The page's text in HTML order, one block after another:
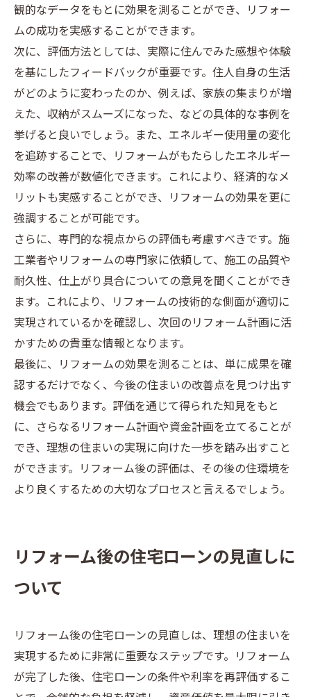
観的なデータをもとに効果を測ることができ、リフォー
ムの成功を実感することができます。
次に、評価方法としては、実際に住んでみた感想や体験
を基にしたフィードバックが重要です。住人自身の生活
がどのように変わったのか、例えば、家族の集まりが増
えた、収納がスムーズになった、などの具体的な事例を
挙げると良いでしょう。また、エネルギー使用量の変化
を追跡することで、リフォームがもたらしたエネルギー
効率の改善が数値化できます。これにより、経済的なメ
リットも実感することができ、リフォームの効果を更に
強調することが可能です。
さらに、専門的な視点からの評価も考慮すべきです。施
工業者やリフォームの専門家に依頼して、施工の品質や
耐久性、仕上がり具合についての意見を聞くことができ
ます。これにより、リフォームの技術的な側面が適切に
実現されているかを確認し、次回のリフォーム計画に活
かすための貴重な情報となります。
最後に、リフォームの効果を測ることは、単に成果を確
認するだけでなく、今後の住まいの改善点を見つけ出す
機会でもあります。評価を通じて得られた知見をもと
に、さらなるリフォーム計画や資金計画を立てることが
でき、理想の住まいの実現に向けた一歩を踏み出すこと
ができます。リフォーム後の評価は、その後の住環境を
より良くするための大切なプロセスと言えるでしょう。
リフォーム後の住宅ローンの見直しに
ついて
リフォーム後の住宅ローンの見直しは、理想の住まいを
実現するために非常に重要なステップです。リフォーム
が完了した後、住宅ローンの条件や利率を再評価するこ